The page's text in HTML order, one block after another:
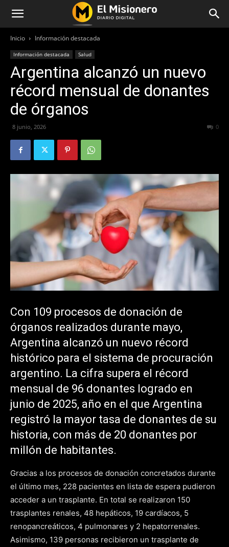
Inicio Información destacada
Información destacada Salud
Argentina alcanzó un nuevo
récord mensual de donantes
de órganos
8 junio, 2026 0
Con 109 procesos de donación de
órganos realizados durante mayo,
Argentina alcanzó un nuevo récord
histórico para el sistema de procuración
argentino. La cifra supera el récord
mensual de 96 donantes logrado en
junio de 2025, año en el que Argentina
registró la mayor tasa de donantes de su
historia, con más de 20 donantes por
millón de habitantes.
Gracias a los procesos de donación concretados durante
el último mes, 228 pacientes en lista de espera pudieron
acceder a un trasplante. En total se realizaron 150
trasplantes renales, 48 hepáticos, 19 cardíacos, 5
renopancreáticos, 4 pulmonares y 2 hepatorrenales.
Asimismo, 139 personas recibieron un trasplante de